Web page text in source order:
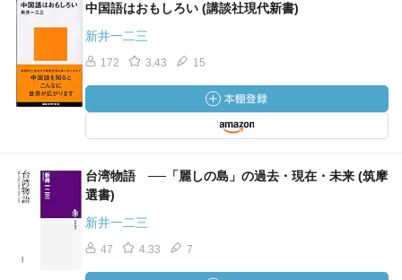
中国語はおもしろい (講談社現代新書)
新井一二三
172 3.43 15
台湾物語 ──「麗しの島」の過去・現在・未来 (筑摩
選書)
新井一二三
47 4.33 7